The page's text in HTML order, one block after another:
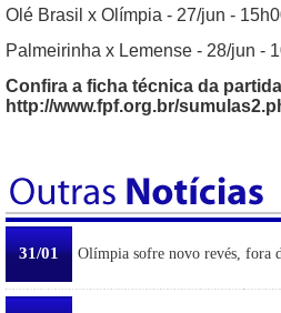
Olé Brasil x Olímpia - 27/jun -
Palmeirinha x Lemense - 28/jun -
Confira a ficha técnica da
http://www.fpf.org.br/
31/01 Olímpia sofre novo revés, fora